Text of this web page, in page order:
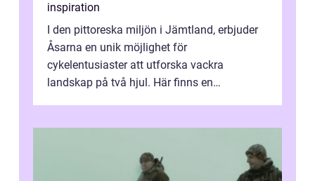
inspiration
I den pittoreska miljön i Jämtland, erbjuder
Åsarna en unik möjlighet för
cykelentusiaster att utforska vackra
landskap på två hjul. Här finns en